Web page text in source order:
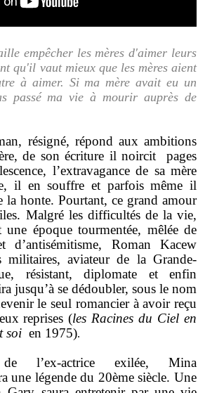
empêcher les mères d'aimer leurs
qu'il vaut mieux que les mères aient
à aimer. Si ma mère avait eu un
passé ma vie à mourir auprès de
résigné, répond aux ambitions
de son écriture il noircit pages
l’extravagance de sa mère
il en souffre et parfois même il
la honte. Pourtant, ce grand amour
Malgré les difficultés de la vie,
une époque tourmentée, mêlée de
d’antisémitisme, Roman Kacew
militaires, aviateur de la Grande-
résistant, diplomate et enfin
jusqu’à se dédoubler, sous le nom
le seul romancier à avoir reçu
reprises (les Racines du Cielen
soi en 1975).
l’ex-actrice exilée, Mina
une légendedu 20ème siècle.Une